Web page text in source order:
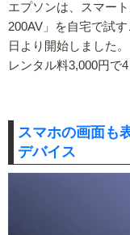
エプソンは、スマー
200AV」を自宅で試
日より開始しました。
レンタル料3,000円で
スマホの画面も
デバイス